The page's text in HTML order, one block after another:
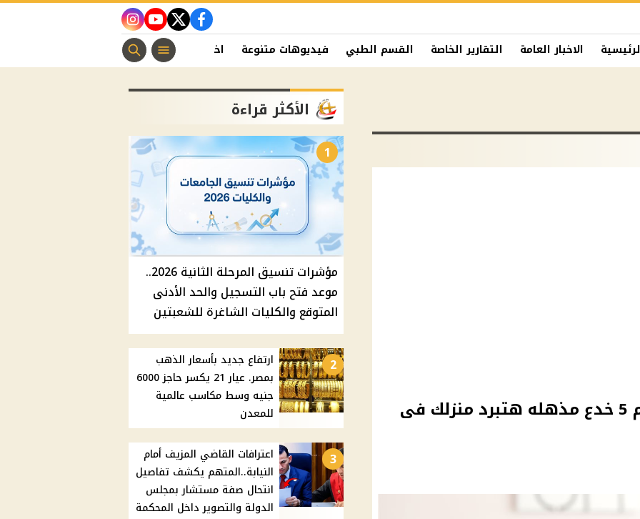
facebook
twitter
youtube
instagram
الاخبار العامة التقارير الخاصة القسم الطبي فيديوهات متنوعة اخبار الفن منوعات مسيحية
لو معندكش تكييف بنقدم 5 خدع مذهله هتبرد منزلك فى
الأكثر قراءة
1
مؤشرات تنسيق المرحلة الثانية 2026..
موعد فتح باب التسجيل والحد الأدنى
المتوقع والكليات الشاغرة للشعبتين
2
ارتفاع جديد بأسعار الذهب
بمصر. عيار 21 يكسر حاجز 6000
جنيه وسط مكاسب عالمية
للمعدن
3
اعترافات القاضي المزيف أمام
النيابة..المتهم يكشف تفاصيل
انتحال صفة مستشار بمجلس
الدولة والتصوير داخل المحكمة